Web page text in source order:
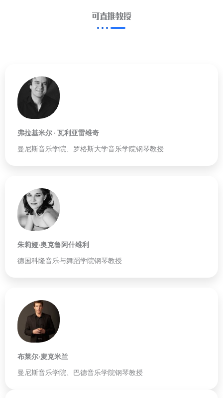
可直推教授
弗拉基米尔 · 瓦利亚雷维奇
曼尼斯音乐学院、罗格斯大学音乐学院钢琴教授
朱莉娅·奥克鲁阿什维利
德国科隆音乐与舞蹈学院钢琴教授
布莱尔·麦克米兰
曼尼斯音乐学院、巴德音乐学院钢琴教授